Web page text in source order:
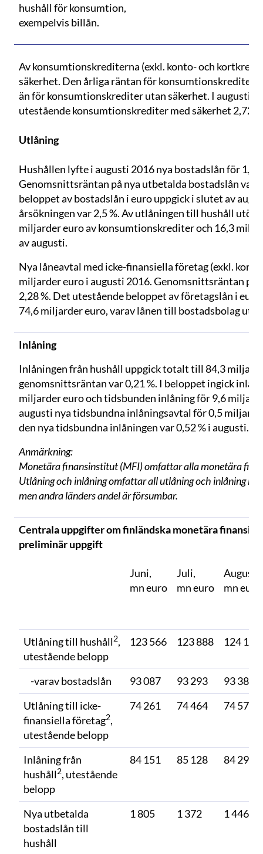
hushåll för konsumtion,
exempelvis billån.
Av konsumtionskrediterna (exkl. konto- och
säkerhet. Den årliga räntan för konsumtionskrediter
än för konsumtionskrediter utan säkerhet. I augusti
utestående konsumtionskrediter med säkerhet 2,72
Utlåning
Hushållen lyfte i augusti 2016 nya bostadslån för 1,5
Genomsnittsräntan på nya utbetalda bostadslån var
beloppet av bostadslån i euro uppgick i slutet av
årsökningen var 2,5 %. Av utlåningen till hushåll
miljarder euro av konsumtionskrediter och 16,3
av augusti.
Nya låneavtal med icke-finansiella företag (exkl.
miljarder euro i augusti 2016. Genomsnittsräntan på
2,28 %. Det utestående beloppet av företagslån i
74,6 miljarder euro, varav lånen till bostadsbolag
Inlåning
Inlåningen från hushåll uppgick totalt till 84,3
genomsnittsräntan var 0,21 %. I beloppet ingick
miljarder euro och tidsbunden inlåning för 9,6
augusti nya tidsbundna inlåningsavtal för 0,5
den nya tidsbundna inlåningen var 0,52 % i augusti.
Anmärkning:
Monetära finansinstitut (MFI) omfattar alla monetära
Utlåning och inlåning omfattar all utlåning och inlåning i
men andra länders andel är försumbar.
Centrala uppgifter om finländska monetära
preliminär uppgift
Juni,
mn euro
Juli,
mn euro
Augusti,
mn euro
Utlåning till hushåll2,
utestående belopp
123 566 123 888 124 112
-varav bostadslån 93 087 93 293
93 387
Utlåning till icke-
finansiella företag2,
utestående belopp
74 261 74 464 74 575
Inlåning från
hushåll2, utestående
belopp
84 151 85 128 84 294
Nya utbetalda
bostadslån till
hushåll
1 805 1 372 1 446